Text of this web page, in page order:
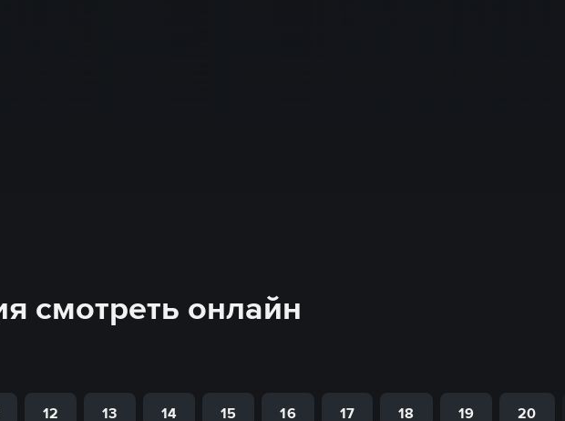
смотреть онлайн
12 13 14 15 16 17 18 19 20